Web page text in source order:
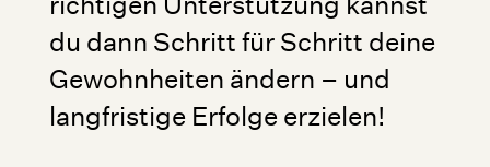
du dann Schritt für Schritt deine
Gewohnheiten ändern – und
langfristige Erfolge erzielen!